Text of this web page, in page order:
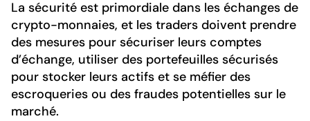
La sécurité est primordiale dans les échanges de
crypto-monnaies, et les traders doivent prendre
des mesures pour sécuriser leurs comptes
d’échange, utiliser des portefeuilles sécurisés
pour stocker leurs actifs et se méfier des
escroqueries ou des fraudes potentielles sur le
marché.